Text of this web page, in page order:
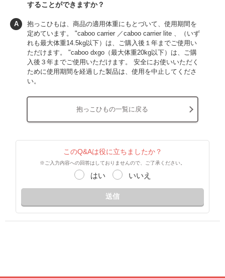
することができますか？
A
抱っこひもは、商品の適用体重にもとづいて、使用期間を
定めています。 "caboo carrier ／caboo carrier lite 、（いず
れも最大体重14.5kg以下）は、ご購入後１年までご使用い
ただけます。 "caboo dxgo（最大体重20kg以下）は、ご購
入後３年までご使用いただけます。 安全にお使いいただく
ために使用期間を経過した製品は、使用を中止してくださ
い。
抱っこひもの一覧に戻る
このQ&Aは役に立ちましたか？
※ご入力内容への回答はしておりませんので、ご了承ください。
はい いいえ
送信